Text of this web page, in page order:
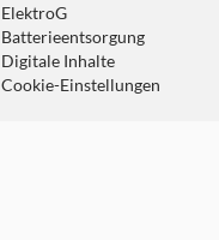
ElektroG
Batterieentsorgung
Digitale Inhalte
Cookie-Einstellungen